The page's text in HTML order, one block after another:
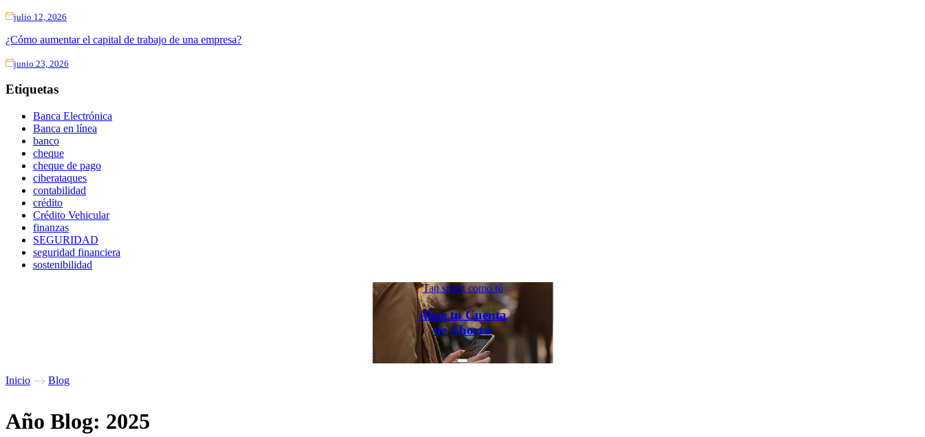
julio 12, 2026
¿Cómo aumentar el capital de trabajo de una empresa?
junio 23, 2026
Etiquetas
Banca Electrónica
Banca en línea
banco
cheque
cheque de pago
ciberataques
contabilidad
crédito
Crédito Vehicular
finanzas
SEGURIDAD
seguridad financiera
sostenibilidad
Tan smart como tú
Abre tu Cuenta
de Ahorro
Inicio Blog
Año Blog: 2025